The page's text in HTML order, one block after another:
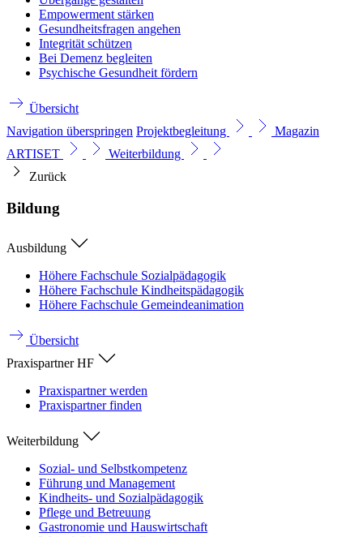
Empowerment stärken
Gesundheitsfragen angehen
Integrität schützen
Bei Demenz begleiten
Psychische Gesundheit fördern
Übersicht
Navigation überspringen Projektbegleitung
Magazin
ARTISET
Weiterbildung
Zurück
Bildung
Ausbildung
Höhere Fachschule Sozialpädagogik
Höhere Fachschule Kindheitspädagogik
Höhere Fachschule Gemeindeanimation
Übersicht
Praxispartner HF
Praxispartner werden
Praxispartner finden
Weiterbildung
Sozial- und Selbstkompetenz
Führung und Management
Kindheits- und Sozialpädagogik
Pflege und Betreuung
Gastronomie und Hauswirtschaft